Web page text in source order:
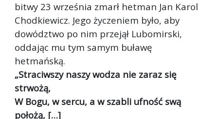
bitwy 23 września zmarł hetman Jan Karol
Chodkiewicz. Jego życzeniem było, aby
dowództwo po nim przejął Lubomirski,
oddając mu tym samym buławę
hetmańską.
„Straciwszy naszy wodza nie zaraz się
strwożą,
W Bogu, w sercu, a w szabli ufność swą
położą, […]